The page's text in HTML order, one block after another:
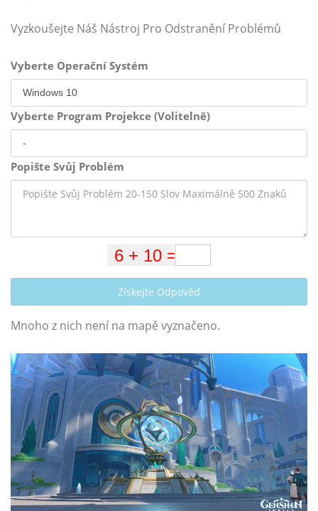
Vyzkoušejte Náš Nástroj Pro Odstranění Problémů
Vyberte Operační Systém
Vyberte Program Projekce (Volitelně)
Popište Svůj Problém
Získejte Odpověď
Mnoho z nich není na mapě vyznačeno.